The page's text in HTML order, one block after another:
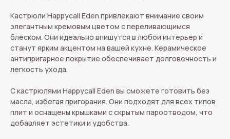
Кастрюли Happycall Eden привлекают внимание своим
элегантным кремовым цветом с переливающимся
блеском. Они идеально впишутся в любой интерьер и
станут ярким акцентом на вашей кухне. Керамическое
антипригарное покрытие обеспечивает долговечность и
легкость ухода.
С кастрюлями Happycall Eden вы сможете готовить без
масла, избегая пригорания. Они подходят для всех типов
плит и оснащены крышками с скрытым пароотводом, что
добавляет эстетики и удобства.